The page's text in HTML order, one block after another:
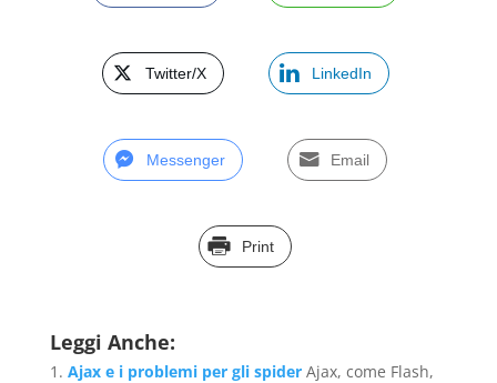
Twitter/X LinkedIn
Messenger Email
Print
Leggi Anche:
Ajax e i problemi per gli spider Ajax, come Flash,